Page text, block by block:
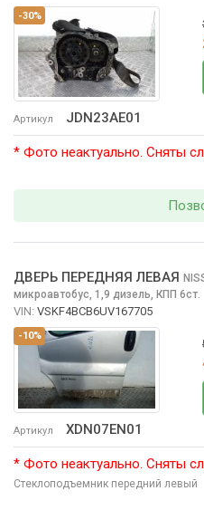
-30%
Артикул JDN23AE01
* Фото неактуально. Сняты
-10%
Артикул XDN07EN01
ДВЕРЬ ПЕРЕДНЯЯ ЛЕВАЯ
микроавтобус, 1,9 дизель, КПП 6ст.
VIN: VSKF4BCB6UV167705
* Фото неактуально. Сняты
Стеклоподъемник передний левый